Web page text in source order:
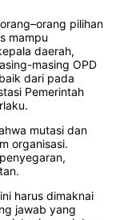
pilihan
mampu
daerah,
masing OPD
dari pada
Pemerintah
mutasi dan
organisasi.
harus dimaknai
jawab yang